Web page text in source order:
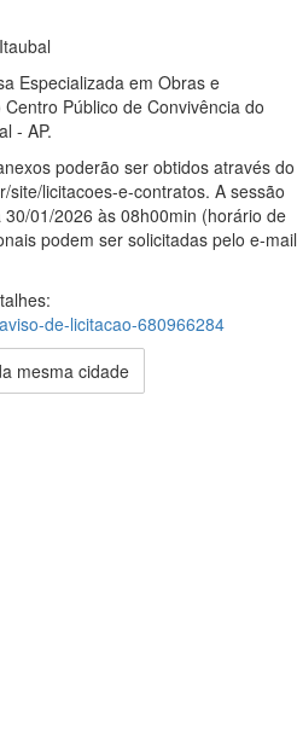
Especializada em Obras e
Público de Convivência do
- AP.
poderão ser obtidos através do
site/licitacoes-e-contratos. A sessão
01/2026 às 08h00min (horário de
podem ser solicitadas pelo e-mail
de-licitacao-680966284
mesma cidade